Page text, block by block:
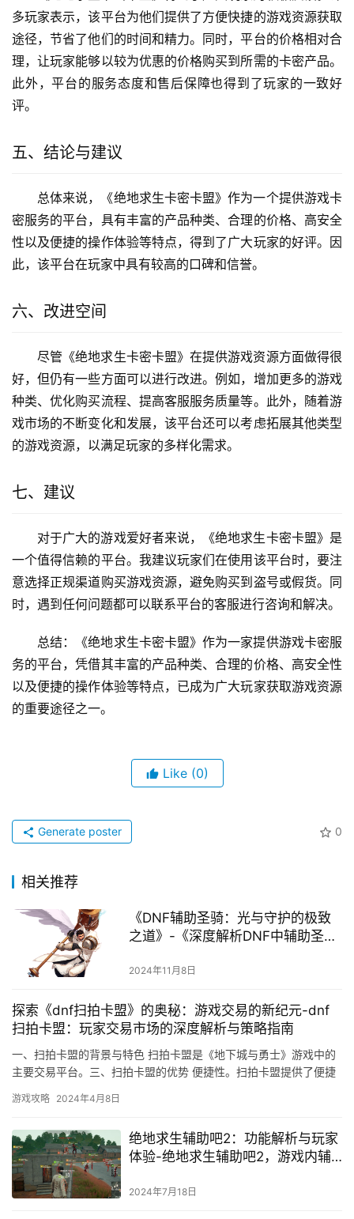
多玩家表示，该平台为他们提供了方便快捷的游戏资源获取
途径，节省了他们的时间和精力。同时，平台的价格相对合
理，让玩家能够以较为优惠的价格购买到所需的卡密产品。
此外，平台的服务态度和售后保障也得到了玩家的一致好
评。
五、结论与建议
总体来说，《绝地求生卡密卡盟》作为一个提供游戏卡
密服务的平台，具有丰富的产品种类、合理的价格、高安全
性以及便捷的操作体验等特点，得到了广大玩家的好评。因
此，该平台在玩家中具有较高的口碑和信誉。
六、改进空间
尽管《绝地求生卡密卡盟》在提供游戏资源方面做得很
好，但仍有一些方面可以进行改进。例如，增加更多的游戏
种类、优化购买流程、提高客服服务质量等。此外，随着游
戏市场的不断变化和发展，该平台还可以考虑拓展其他类型
的游戏资源，以满足玩家的多样化需求。
七、建议
对于广大的游戏爱好者来说，《绝地求生卡密卡盟》是
一个值得信赖的平台。我建议玩家们在使用该平台时，要注
意选择正规渠道购买游戏资源，避免购买到盗号或假货。同
时，遇到任何问题都可以联系平台的客服进行咨询和解决。
总结：《绝地求生卡密卡盟》作为一家提供游戏卡密服
务的平台，凭借其丰富的产品种类、合理的价格、高安全性
以及便捷的操作体验等特点，已成为广大玩家获取游戏资源
的重要途径之一。
Like (0)
0
Generate poster
相关推荐
《DNF辅助圣骑：光与守护的极致
之道》-《深度解析DNF中辅助圣骑
2024年11月8日
探索《dnf扫拍卡盟》的奥秘：游戏交易的新纪元-dnf
扫拍卡盟：玩家交易市场的深度解析与策略指南
一、扫拍卡盟的背景与特色 扫拍卡盟是《地下城与勇士》游戏中的
主要交易平台。三、扫拍卡盟的优势 便捷性。扫拍卡盟提供了便捷
游戏攻略 2024年4月8日
绝地求生辅助吧2：功能解析与玩家
体验-绝地求生辅助吧2，游戏内辅
2024年7月18日